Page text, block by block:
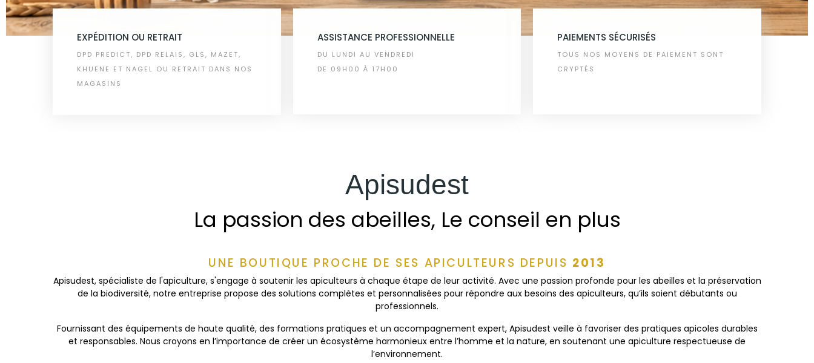
EXPÉDITION OU RETRAIT
DPD PREDICT, DPD RELAIS, GLS, MAZET,
KHUENE ET NAGEL OU RETRAIT DANS NOS
MAGASINS
ASSISTANCE PROFESSIONNELLE
DU LUNDI AU VENDREDI
DE 09H00 À 17H00
PAIEMENTS SÉCURISÉS
TOUS NOS MOYENS DE PAIEMENT SONT
CRYPTÉS
Apisudest
La passion des abeilles, Le conseil en plus
UNE BOUTIQUE PROCHE DE SES APICULTEURS DEPUIS 2013
Apisudest, spécialiste de l'apiculture, s'engage à soutenir les apiculteurs à chaque étape de leur activité. Avec une passion profonde pour les abeilles et la préservation
de la biodiversité, notre entreprise propose des solutions complètes et personnalisées pour répondre aux besoins des apiculteurs, qu’ils soient débutants ou
professionnels.
Fournissant des équipements de haute qualité, des formations pratiques et un accompagnement expert, Apisudest veille à favoriser des pratiques apicoles durables
et responsables. Nous croyons en l’importance de créer un écosystème harmonieux entre l’homme et la nature, en soutenant une apiculture respectueuse de
l’environnement.